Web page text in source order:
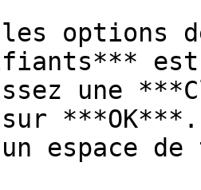
les options
est
une
***OK***.
espace